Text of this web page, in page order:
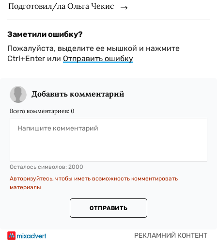
Подготовил/ла Ольга Чекис
Заметили ошибку?
Пожалуйста, выделите ее мышкой и нажмите
Ctrl+Enter или Отправить ошибку
Добавить комментарий
Всего комментариев: 0
Осталось символов: 2000
Авторизуйтесь, чтобы иметь возможность комментировать
материалы
ОТПРАВИТЬ